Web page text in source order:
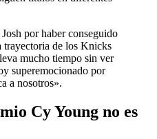
por haber conseguido
trayectoria de los Knicks
mucho tiempo sin ver
superemocionado por
a nosotros».
Cy Young no es